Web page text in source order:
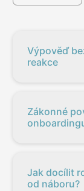
Výpověď
reakce
Zákonné
Jak docílit
od náboru?